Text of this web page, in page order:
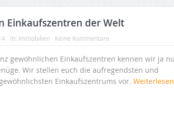
Einkaufszentren der Welt
In: Immobilien Keine Kommentare
gewöhnlichen Einkaufszentren kennen wir ja
Wir stellen euch die aufregendsten und
Einkaufszentrums vor. Weiterlesen